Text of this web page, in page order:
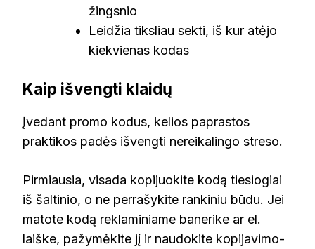
žingsnio
Leidžia tiksliau sekti, iš kur atėjo
kiekvienas kodas
Kaip išvengti klaidų
Įvedant promo kodus, kelios paprastos
praktikos padės išvengti nereikalingo streso.
Pirmiausia, visada kopijuokite kodą tiesiogiai
iš šaltinio, o ne perrašykite rankiniu būdu. Jei
matote kodą reklaminiame banerike ar el.
laiške, pažymėkite jį ir naudokite kopijavimo-